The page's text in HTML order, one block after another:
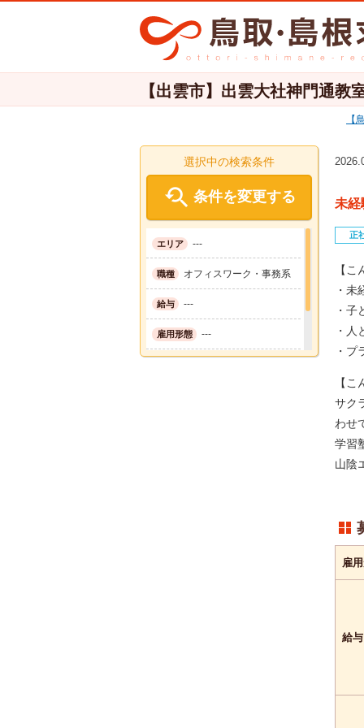
【出雲市】出雲大社神門通
未経
正
【
・
・子
・
・
【
サク
わせ
学習
山陰
雇
給与
選択中の検索条件
 条件を変更する
エリア ---
職種 オフィスワーク・事務系
給与 ---
雇用形態 ---